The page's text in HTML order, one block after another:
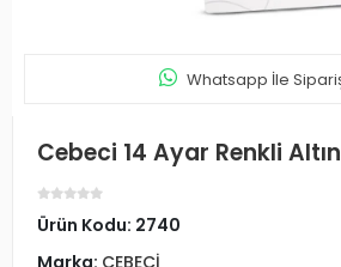
Whatsapp İle
Cebeci 14 Ayar Renkli
Ürün Kodu: 2740
Marka: CEBECİ